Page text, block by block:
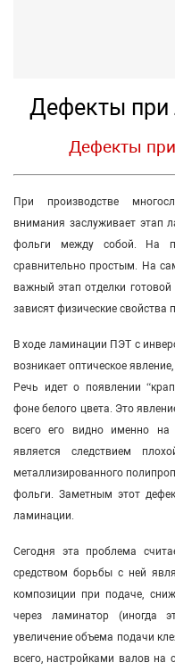
Дефекты при
Дефекты
При производстве
внимания заслуживает этап
фольги между собой. На
сравнительно простым. На
важный этап отделки
зависят физические свойства
В ходе ламинации ПЭТ с
возникает оптическое
Речь идет о появлении
фоне белого цвета. Это
всего его видно именно
является следствием
металлизированного
фольги. Заметным этот
ламинации.
Сегодня эта проблема
средством борьбы с ней
композиции при подаче,
через ламинатор (иногда
увеличение объема подачи
всего, настройками валов